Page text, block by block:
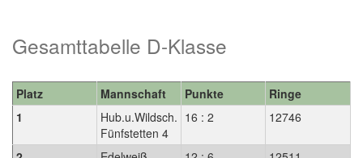
Gesamttabelle D-Klasse
Platz Mannschaft Punkte
Ringe
1
Hub.u.Wildsch.
Fünfstetten 4
16 : 2 12746